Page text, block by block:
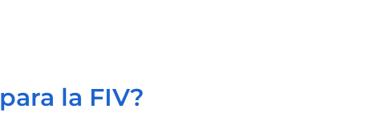
la FIV?